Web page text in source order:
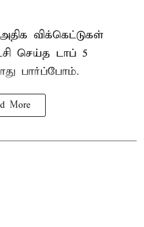
விக்கெட்டுகள்
செய்த டாப் 5
பார்ப்போம்.
More